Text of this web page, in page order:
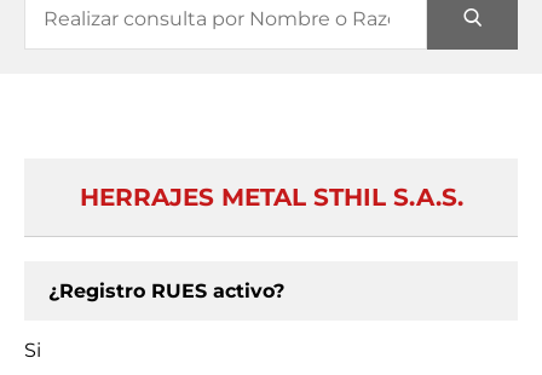
HERRAJES METAL STHIL S.A.S.
¿Registro RUES activo?
Si